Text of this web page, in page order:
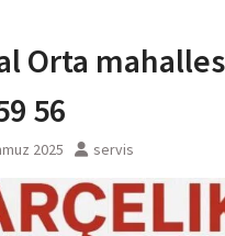
Orta
56
2025 servis